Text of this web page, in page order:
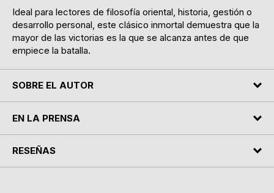
Ideal para lectores de filosofía oriental, historia, gestión o
desarrollo personal, este clásico inmortal demuestra que la
mayor de las victorias es la que se alcanza antes de que
empiece la batalla.
SOBRE EL AUTOR
EN LA PRENSA
RESEÑAS